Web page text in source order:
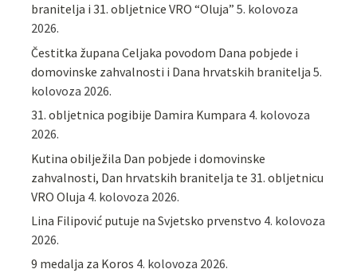
branitelja i 31. obljetnice VRO “Oluja” 5. kolovoza
2026.
Čestitka župana Celjaka povodom Dana pobjede i
domovinske zahvalnosti i Dana hrvatskih branitelja 5.
kolovoza 2026.
31. obljetnica pogibije Damira Kumpara 4. kolovoza
2026.
Kutina obilježila Dan pobjede i domovinske
zahvalnosti, Dan hrvatskih branitelja te 31. obljetnicu
VRO Oluja 4. kolovoza 2026.
Lina Filipović putuje na Svjetsko prvenstvo 4. kolovoza
2026.
9 medalja za Koros 4. kolovoza 2026.